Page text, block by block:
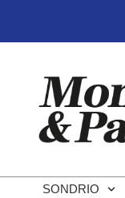
SONDRIO